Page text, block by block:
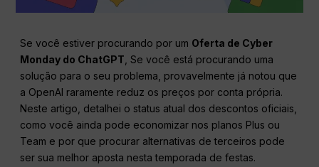
Se você estiver procurando por um Oferta de Cyber
Monday do ChatGPT , Se você está procurando uma
solução para o seu problema, provavelmente já notou que
a OpenAI raramente reduz os preços por conta própria.
Neste artigo, detalhei o status atual dos descontos oficiais,
como você ainda pode economizar nos planos Plus ou
Team e por que procurar alternativas de terceiros pode
ser sua melhor aposta nesta temporada de festas.